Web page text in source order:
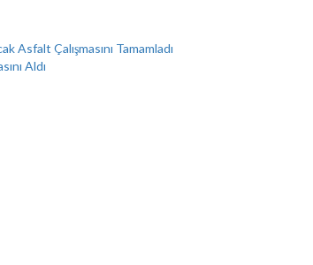
Asfalt Çalışmasını Tamamladı
Aldı